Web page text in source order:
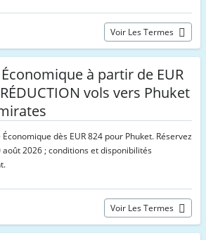
Voir Les Termes
à partir de EUR
vols vers Phuket
dès EUR 824 pour Phuket. Réservez
août 2026 ; conditions et disponibilités
Voir Les Termes